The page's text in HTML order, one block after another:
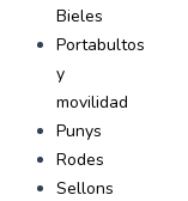
Bieles
Portabultos
y
movilidad
Punys
Rodes
Sellons